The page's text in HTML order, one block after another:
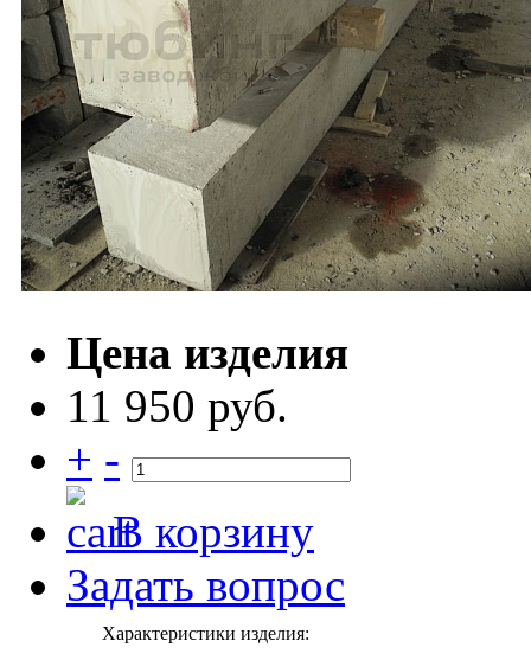
Цена изделия
11 950 руб.
+ -
В корзину
Задать вопрос
Характеристики изделия: